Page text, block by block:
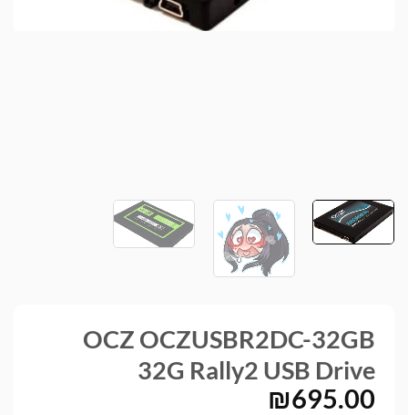
OCZ OCZUSBR2DC-32GB
32G Rally2 USB Drive
₪695.00